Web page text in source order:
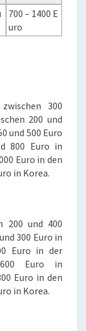
700 – 1400 E
uro
300
200 und
und 500 Euro
800 Euro in
Euro in den
in Korea.
200 und 400
300 Euro in
Euro in der
Euro in
Euro in den
in Korea.